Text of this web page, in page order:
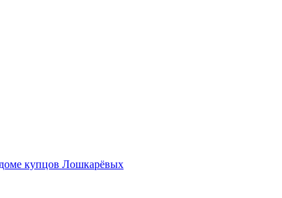
купцов Лошкарёвых